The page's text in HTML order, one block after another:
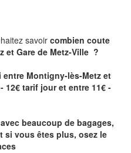
savoir combien coute
et Gare de Metz-Ville ?
Montigny-lès-Metz et
12€ tarif jour et entre 11€ -
beaucoup de bagages,
si vous êtes plus, osez le